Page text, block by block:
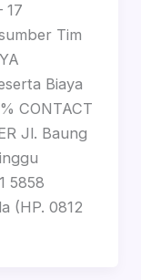
17
Tim
Biaya
CONTACT
Jl. Baung
5858
(HP. 0812